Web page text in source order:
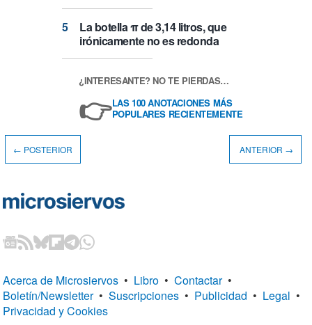
La botella π de 3,14 litros, que
irónicamente no es redonda
¿INTERESANTE? NO TE PIERDAS…
👉LAS 100 ANOTACIONES MÁS
POPULARES RECIENTEMENTE
← POSTERIOR ANTERIOR →
Acerca de Microsiervos • Libro • Contactar •
Boletín/Newsletter • Suscripciones • Publicidad • Legal •
Privacidad y Cookies